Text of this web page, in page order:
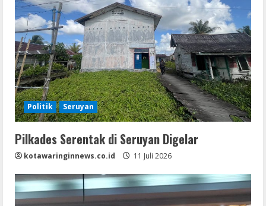
Politik Seruyan
Pilkades Serentak di Seruyan Digelar
kotawaringinnews.co.id 11 Juli 2026